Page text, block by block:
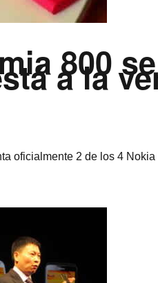
800
a la
oficialmente 2 de los 4